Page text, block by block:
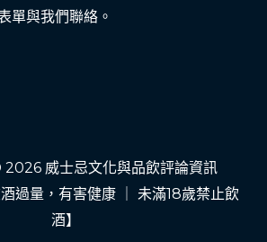
單與我們聯絡。
威士忌文化與品飲評論資訊
酒過量，有害健康 ｜ 未滿18歲禁止飲
酒】